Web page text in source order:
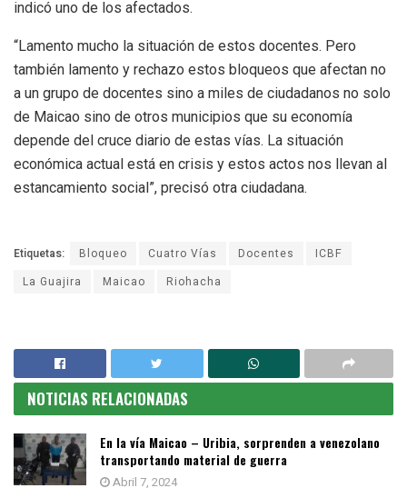
indicó uno de los afectados.
“Lamento mucho la situación de estos docentes. Pero
también lamento y rechazo estos bloqueos que afectan no
a un grupo de docentes sino a miles de ciudadanos no solo
de Maicao sino de otros municipios que su economía
depende del cruce diario de estas vías. La situación
económica actual está en crisis y estos actos nos llevan al
estancamiento social”, precisó otra ciudadana.
Etiquetas: Bloqueo Cuatro Vías Docentes
ICBF
La Guajira
Maicao Riohacha
NOTICIAS RELACIONADAS
En la vía Maicao – Uribia, sorprenden a venezolano
transportando material de guerra
Abril 7, 2024